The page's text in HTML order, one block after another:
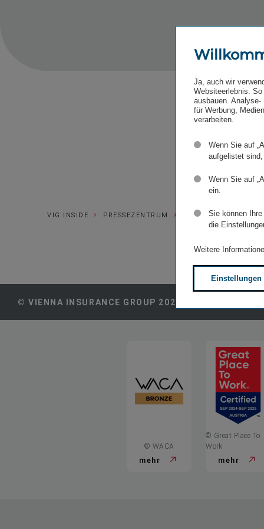
VIG INSIDE PRESSEZENTRUM PRESSEKALENDER
© VIENNA INSURANCE GROUP 2026
© WACA
mehr
© Great Place To
Work
mehr
Ja, auch wir
Websiteerlebnis.
ausbauen.
für Werbung,
verarbeiten.
Wenn Sie auf
aufgelistet sind,
Wenn Sie auf
ein.
Sie können
die
Weitere
Einstellungen